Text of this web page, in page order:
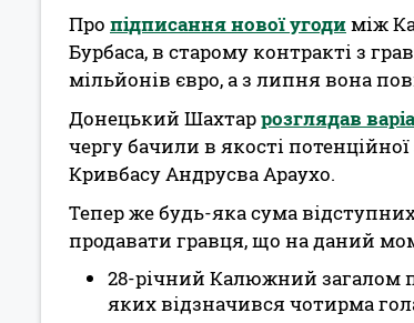
Про підписання нової угодиміж
Бурбаса, в старому контракті з
мільйонів євро, а з липня вона
Донецький Шахтаррозглядав
чергу бачили в якості
Кривбасу Андрусва Араухо.
Тепер же будь-яка сума
продавати гравця, що на даний
28-річний Калюжний загалом
яких відзначився чотирма